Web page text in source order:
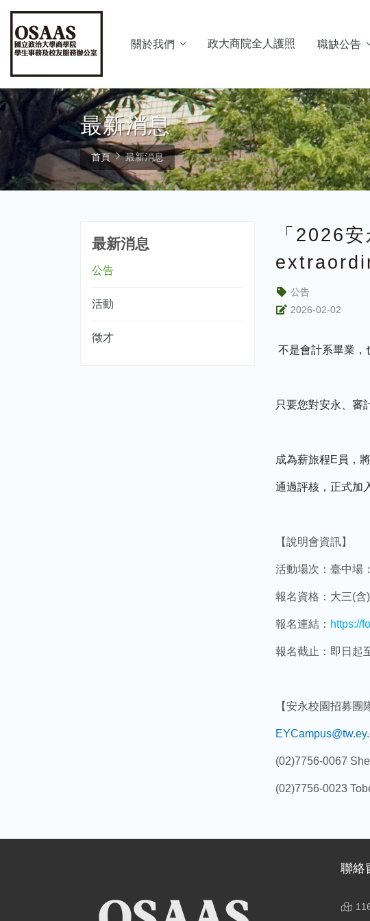
關於我們 政大商院全人護照 職缺公告
最新消息
首頁 最新消息
最新消息
公告
活動
徵才
「2026
公告
2026-02-02
不是會計系畢業，
只要您對安永、審
成為薪旅程E員，
通過評核，正式加
【說明會資訊】
活動場次：臺中場
報名資格：大三(
報名連結： https://
報名截止：即日起
【安永校園招募團
(02)7756-0067
(02)7756-0023
聯絡